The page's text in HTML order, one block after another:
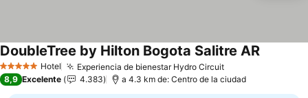
5 Estrellas Hotel Experiencia de bienestar Hydro CircuitVer precios
DoubleTree by Hilton Bogota Salitre ARVer
8,9 Excelente 4.383 a 4.3 km de: Centro de la ciudad